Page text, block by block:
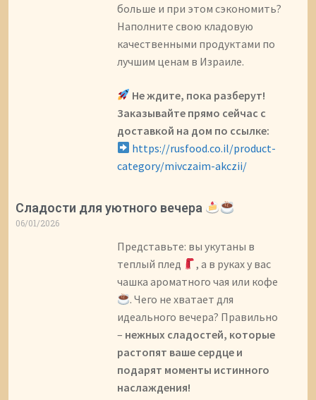
больше и при этом сэкономить?
Наполните свою кладовую
качественными продуктами по
лучшим ценам в Израиле.
Не ждите, пока разберут!
Заказывайте прямо сейчас с
доставкой на дом по ссылке:
https://rusfood.co.il/product-
category/mivczaim-akczii/
Сладости для уютного вечера
06/01/2026
Представьте: вы укутаны в
теплый плед
, а в руках у вас
чашка ароматного чая или кофе
. Чего не хватает для
идеального вечера? Правильно
– нежных сладостей, которые
растопят ваше сердце и
подарят моменты истинного
наслаждения!